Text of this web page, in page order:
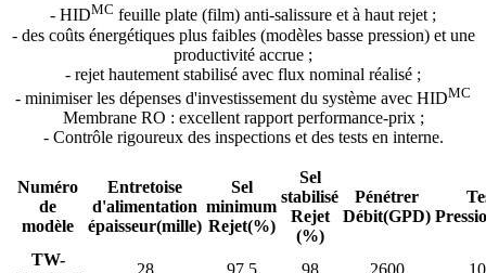
- HIDMC feuille plate (film) anti-salissure et à haut rejet ;
- des coûts énergétiques plus faibles (modèles basse pression) et une
productivité accrue ;
- rejet hautement stabilisé avec flux nominal réalisé ;
- minimiser les dépenses d'investissement du système avec HIDMC
Membrane RO : excellent rapport performance-prix ;
- Contrôle rigoureux des inspections et des tests en interne.
Numéro
de
modèle
Entretoise
d'alimentation
épaisseur(mille)
Sel
minimum
Rejet(%)
Sel
stabilisé
Rejet
(%)
Pénétrer
Débit(GPD)
TW-